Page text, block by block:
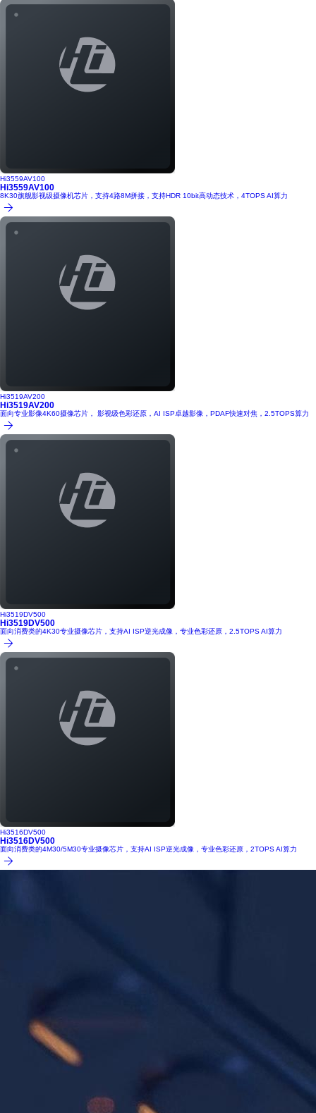
Hi3559AV100
Hi3559AV100
8K30旗舰影视级摄像机芯片，支持4路8M拼接，支持HDR 10bit高动态技术，4TOPS AI算力
Hi3519AV200
Hi3519AV200
面向专业影像4K60摄像芯片， 影视级色彩还原，AI ISP卓越影像，PDAF快速对焦，2.5TOPS算力
Hi3519DV500
Hi3519DV500
面向消费类的4K30专业摄像芯片，支持AI ISP逆光成像，专业色彩还原，2.5TOPS AI算力
Hi3516DV500
Hi3516DV500
面向消费类的4M30/5M30专业摄像芯片，支持AI ISP逆光成像，专业色彩还原，2TOPS AI算力